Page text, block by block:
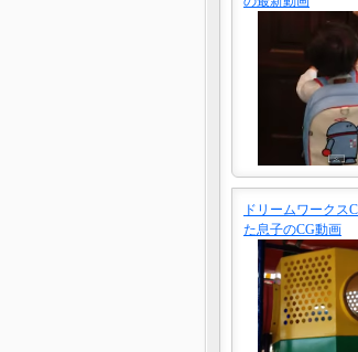
ドリームワークス
た息子のCG動画